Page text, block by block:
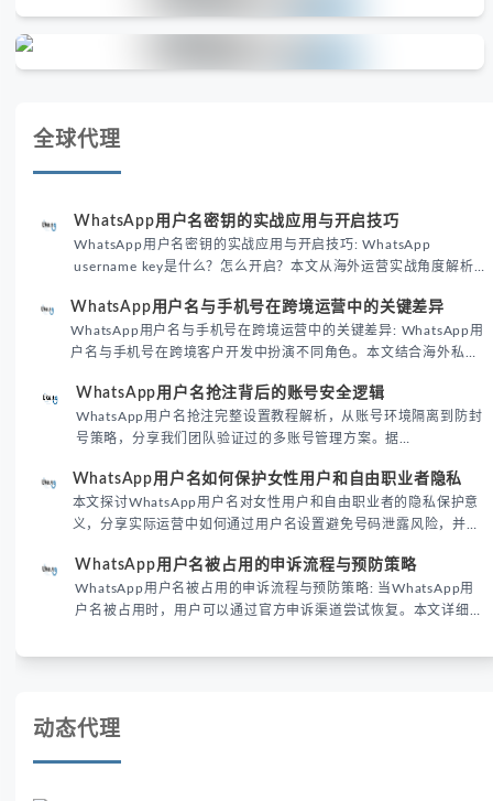
全球代理
WhatsApp用户名密钥的实战应用与开启技巧
WhatsApp用户名密钥的实战应用与开启技巧: WhatsApp
username key是什么？怎么开启？本文从海外运营实战角度解析
境团队高效触达目标客户。
WhatsApp用户名与手机号在跨境运营中的关键差异
WhatsApp用户名与手机号在跨境运营中的关键差异: WhatsApp用
户名与手机号在跨境客户开发中扮演不同角色。本文结合海外私域
际差异，帮助团队优化WhatsApp营销策略。
WhatsApp用户名抢注背后的账号安全逻辑
WhatsApp用户名抢注完整设置教程解析，从账号环境隔离到防封
号策略，分享我们团队验证过的多账号管理方案。据
性直接影响转化率。
WhatsApp用户名如何保护女性用户和自由职业者隐私
本文探讨WhatsApp用户名对女性用户和自由职业者的隐私保护意
义，分享实际运营中如何通过用户名设置避免号码泄露风险，并提
已成为全球数字沟通的首要考量。
WhatsApp用户名被占用的申诉流程与预防策略
WhatsApp用户名被占用的申诉流程与预防策略: 当WhatsApp用
户名被占用时，用户可以通过官方申诉渠道尝试恢复。本文详细解
账号安全。
动态代理